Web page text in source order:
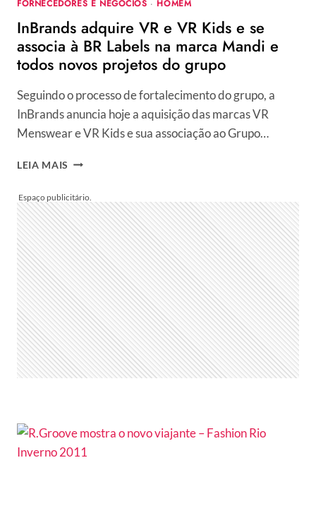
FORNECEDORES E NEGÓCIOS · HOMEM
InBrands adquire VR e VR Kids e se
associa à BR Labels na marca Mandi e
todos novos projetos do grupo
Seguindo o processo de fortalecimento do grupo, a
InBrands anuncia hoje a aquisição das marcas VR
Menswear e VR Kids e sua associação ao Grupo…
LEIA MAIS INBRANDS
E
VR
KIDS
E
SE
ASSOCIA
À
BR
LABELS
NA
MARCA
MANDI
PROJETOS
GRUPO